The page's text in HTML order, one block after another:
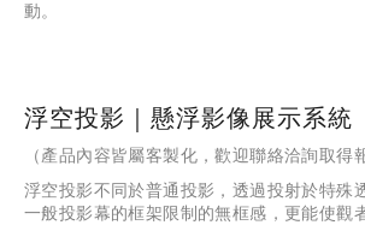
動。
浮空投影｜懸浮影像展示系統
（產品內容皆屬客製化，歡迎聯絡洽詢取得
浮空投影不同於普通投影，透過投射於特殊
一般投影幕的框架限制的無框感，更能使觀